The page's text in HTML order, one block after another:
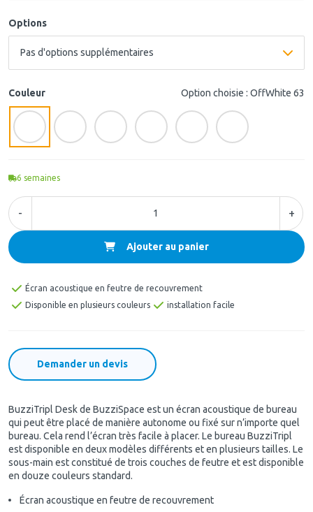
Options
Couleur Option choisie : OffWhite 63
6 semaines
- +
Ajouter au panier
Écran acoustique en feutre de recouvrement
Disponible en plusieurs couleurs
installation facile
Demander un devis
BuzziTripl Desk de BuzziSpace est un écran acoustique de bureau
qui peut être placé de manière autonome ou fixé sur n’importe quel
bureau. Cela rend l’écran très facile à placer. Le bureau BuzziTripl
est disponible en deux modèles différents et en plusieurs tailles. Le
sous-main est constitué de trois couches de feutre et est disponible
en douze couleurs standard.
Écran acoustique en feutre de recouvrement